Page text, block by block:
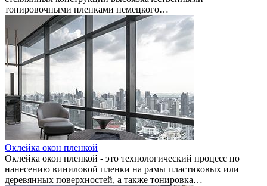
тонировочными пленками немецкого…
Оклейка окон пленкой
Оклейка окон пленкой - это технологический процесс по
нанесению виниловой пленки на рамы пластиковых или
деревянных поверхностей, а также тонировка…